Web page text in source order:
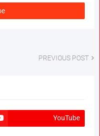
PREVIOUS POST
YouTube